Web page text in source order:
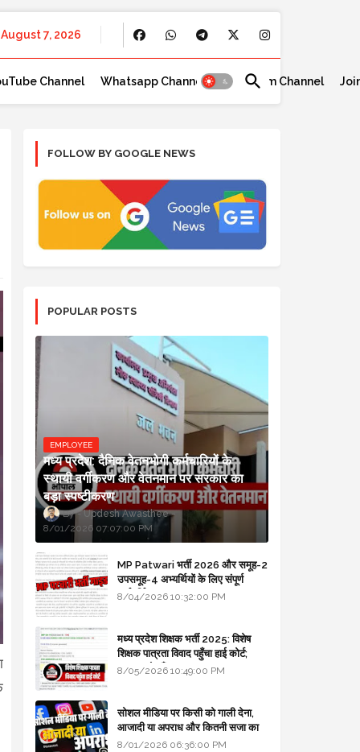
August 7, 2026
Channel Whatsapp Channel Telegram Channel
FOLLOW BY GOOGLE NEWS
POPULAR POSTS
EMPLOYEE
मध्य प्रदेश: दैनिक वेतनभोगी कर्मचारियों के
स्थायी वर्गीकरण और वेतनमान पर सरकार का
बड़ा स्पष्टीकरण
Updesh Awasthee
8/01/2026 07:07:00 PM
MP Patwari भर्ती 2026 और समूह-2
उपसमूह-4 अभ्यर्थियों के लिए संपूर्ण
मार्गदर्शिका
8/04/2026 10:32:00 PM
मध्य प्रदेश शिक्षक भर्ती 2025: विशेष
शिक्षक पात्रता विवाद पहुँचा हाई कोर्ट;
सरकार से माँगा जवाब
8/05/2026 10:49:00 PM
सोशल मीडिया पर किसी को गाली देना,
आजादी या अपराध और कितनी सजा का
प्रावधान - free legal advice
8/01/2026 06:36:00 PM